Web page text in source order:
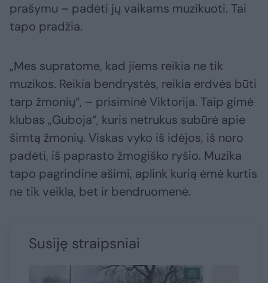
prašymu – padėti jų vaikams muzikuoti. Tai
tapo pradžia.
„Mes supratome, kad jiems reikia ne tik
muzikos. Reikia bendrystės, reikia erdvės būti
tarp žmonių“, – prisiminė Viktorija. Taip gimė
klubas „Guboja“, kuris netrukus subūrė apie
šimtą žmonių. Viskas vyko iš idėjos, iš noro
padėti, iš paprasto žmogiško ryšio. Muzika
tapo pagrindine ašimi, aplink kurią ėmė kurtis
ne tik veikla, bet ir bendruomenė.
Susiję straipsniai